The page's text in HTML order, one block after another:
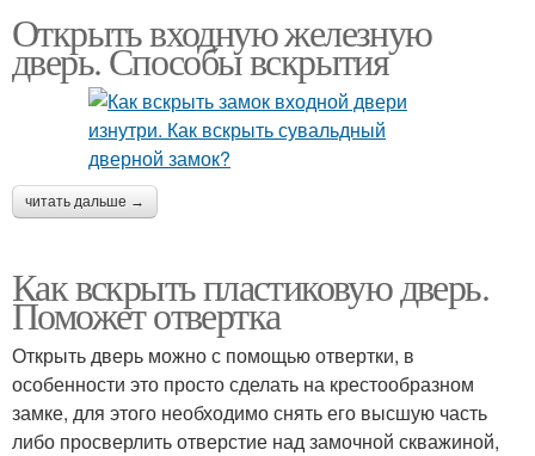
Открыть входную железную
дверь. Способы вскрытия
читать дальше →
Как вскрыть пластиковую дверь.
Поможет отвертка
Открыть дверь можно с помощью отвертки, в
особенности это просто сделать на крестообразном
замке, для этого необходимо снять его высшую часть
либо просверлить отверстие над замочной скважиной,